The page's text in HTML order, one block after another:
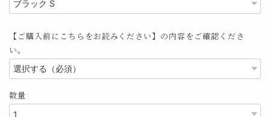
【ご購入前にこちらをお読みください】の内容をご確認くださ
い。
数量